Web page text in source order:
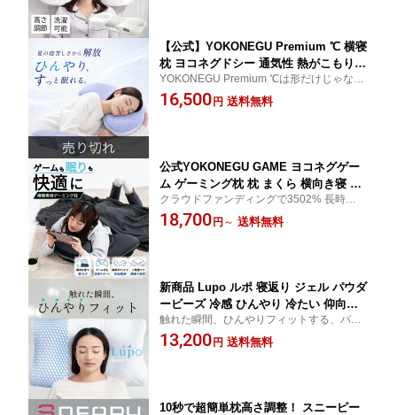
【公式】YOKONEGU Premium ℃ 横寝
枕 ヨコネグドシー 通気性 熱がこもりに
くい
YOKONEGU Premium ℃は形だけじゃな
い、温度までフィットする。 横寝ブランド
YOKONEGUのプレミアムモデル。 何度も
16,500 円 送料無料
公式YOKONEGU GAME ヨコネグゲー
ム ゲーミング枕 枕 まくら 横向き寝 う
つ伏せ 寝姿勢サポート クッション ゲー
ム 読書 スマホ リラックス
クラウドファンディングで3502% 長時間の
ゲーム姿勢も、その後のくつろぎ時間も眠
る時間も快適に支える新発想のゲーミング
18,700 円 ～ 送料無料
新商品 Lupo ルポ 寝返り ジェル パウダ
ービーズ 冷感 ひんやり 冷たい 仰向け
寝 横寝 枕 おすすめ 人気 母の日
触れた瞬間、ひんやりフィットする、パウ
ダービーズとジェルの新しい組み合わせの
枕です。 ひんやりとした触り心地の専用カ
13,200 円 送料無料
10秒で超簡単枕高さ調整！ スニーピー